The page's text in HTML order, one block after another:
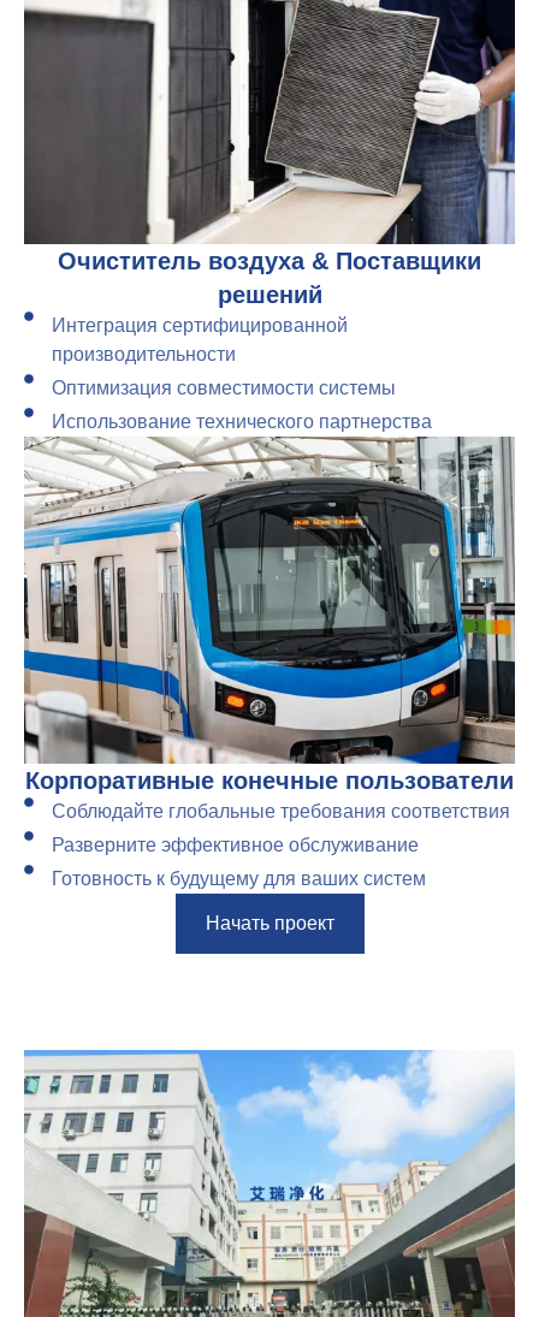
Очиститель воздуха & Поставщики
решений
Интеграция сертифицированной
производительности
Оптимизация совместимости системы
Использование технического партнерства
Корпоративные конечные пользователи
Соблюдайте глобальные требования соответствия
Разверните эффективное обслуживание
Готовность к будущему для ваших систем
Начать проект